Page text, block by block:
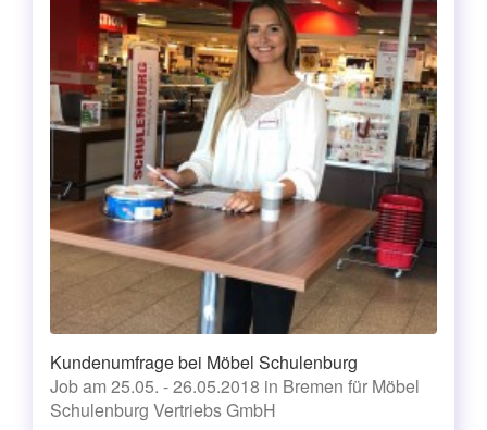
Kundenumfrage bei Möbel Schulenburg
Job am 25.05. - 26.05.2018 in Bremen für Möbel
Schulenburg Vertriebs GmbH